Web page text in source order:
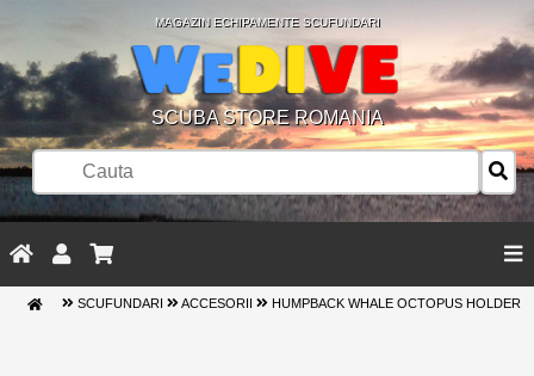
MAGAZIN ECHIPAMENTE SCUFUNDARI
SCUBA STORE ROMANIA
SCUFUNDARI ACCESORII HUMPBACK WHALE OCTOPUS HOLDER